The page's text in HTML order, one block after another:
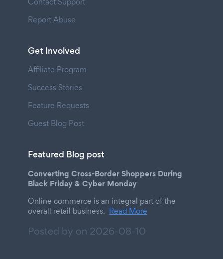
Report Abuse
Get Involved
Affiliate Program
Success Stories
Feature Requests
Guest Blog Post
Featured Blog post
Converting Cross-Border Shoppers During
Black Friday & Cyber Monday
Online commerce is an integral part of the
overall retail business. Read More
Posted by on 2026-08-10